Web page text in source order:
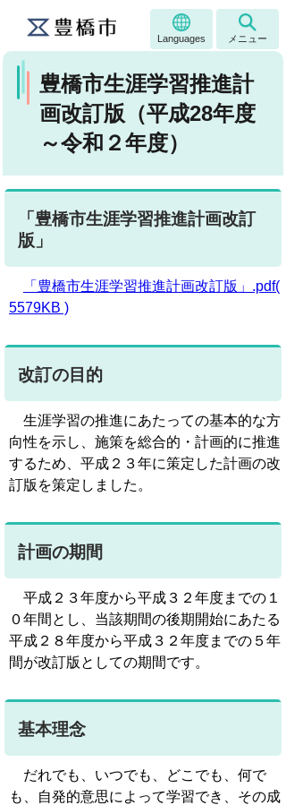
Languages メニュー
豊橋市生涯学習推進計
画改訂版（平成28年度
～令和２年度）
「豊橋市生涯学習推進計画改訂
版」
「豊橋市生涯学習推進計画改訂版」.pdf(
5579KB )
改訂の目的
生涯学習の推進にあたっての基本的な方
向性を示し、施策を総合的・計画的に推進
するため、平成２３年に策定した計画の改
訂版を策定しました。
計画の期間
平成２３年度から平成３２年度までの１
０年間とし、当該期間の後期開始にあたる
平成２８年度から平成３２年度までの５年
間が改訂版としての期間です。
基本理念
だれでも、いつでも、どこでも、何で
も、自発的意思によって学習でき、その成